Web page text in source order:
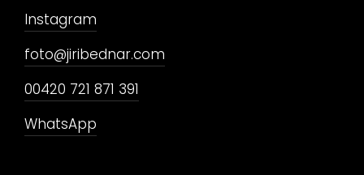
Instagram
foto@jiribednar.com
00420 721 871 391
WhatsApp